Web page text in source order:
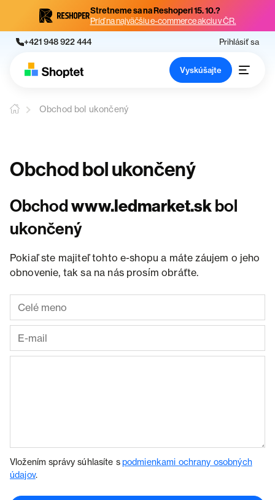
Stretneme sa na Reshoperi 15. 10.?
Príď na najväčšiu e-commerce akciu v ČR.
+421 948 922 444 Prihlásiť sa
Vyskúšajte
Obchod bol ukončený
Obchod bol ukončený
Obchodwww.ledmarket.skbol
ukončený
Pokiaľ ste majiteľ tohto e-shopu a máte záujem o jeho
obnovenie, tak sa na nás prosím obráťte.
Vložením správy súhlasíte spodmienkami ochrany osobných
údajov.